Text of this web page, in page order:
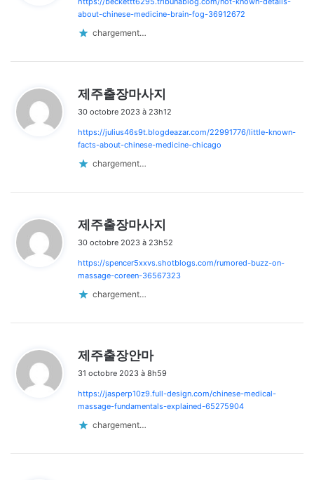
:
about-chinese-medicine-brain-fog-36912672
chargement…
제주출장마사지
t
:
30 octobre 2023 à 23h12
https://julius46s9t.blogdeazar.com/22991776/little-known-
facts-about-chinese-medicine-chicago
chargement…
제주출장마사지
t
:
30 octobre 2023 à 23h52
https://spencer5xxvs.shotblogs.com/rumored-buzz-on-
massage-coreen-36567323
chargement…
제주출장안마
t
:
31 octobre 2023 à 8h59
https://jasperp10z9.full-design.com/chinese-medical-
massage-fundamentals-explained-65275904
chargement…